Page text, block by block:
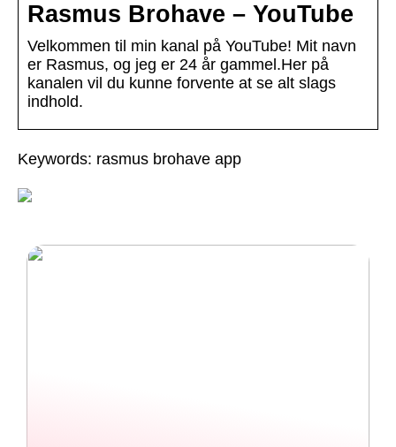
Rasmus Brohave – YouTube
Velkommen til min kanal på YouTube! Mit navn
er Rasmus, og jeg er 24 år gammel.Her på
kanalen vil du kunne forvente at se alt slags
indhold.
Keywords: rasmus brohave app